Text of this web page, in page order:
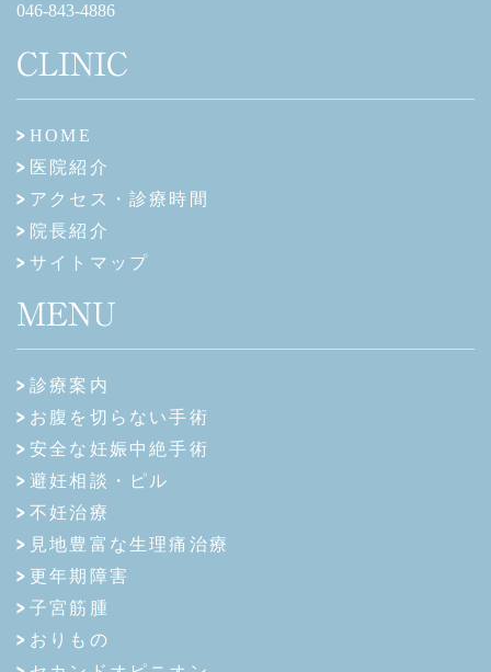
046-843-4886
CLINIC
HOME
医院紹介
アクセス・診療時間
院長紹介
サイトマップ
MENU
診療案内
お腹を切らない手術
安全な妊娠中絶手術
避妊相談・ピル
不妊治療
見地豊富な生理痛治療
更年期障害
子宮筋腫
おりもの